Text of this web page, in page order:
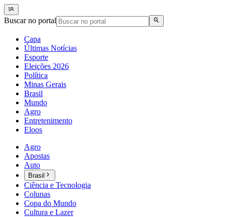
Buscar no portal
Capa
Últimas Notícias
Esporte
Eleições 2026
Política
Minas Gerais
Brasil
Mundo
Agro
Entretenimento
Eloos
Agro
Apostas
Auto
Brasil
Ciência e Tecnologia
Colunas
Copa do Mundo
Cultura e Lazer